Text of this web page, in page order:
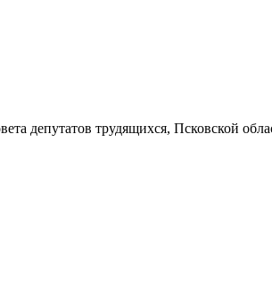
депутатов трудящихся, Псковской